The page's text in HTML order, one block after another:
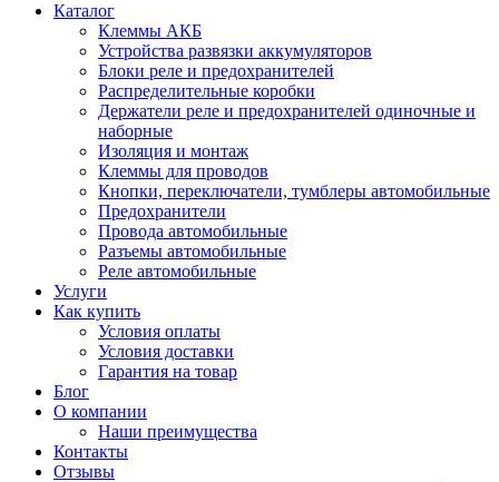
Каталог
Клеммы АКБ
Устройства развязки аккумуляторов
Блоки реле и предохранителей
Распределительные коробки
Держатели реле и предохранителей одиночные и
наборные
Изоляция и монтаж
Клеммы для проводов
Кнопки, переключатели, тумблеры автомобильные
Предохранители
Провода автомобильные
Разъемы автомобильные
Реле автомобильные
Услуги
Как купить
Условия оплаты
Условия доставки
Гарантия на товар
Блог
О компании
Наши преимущества
Контакты
Отзывы